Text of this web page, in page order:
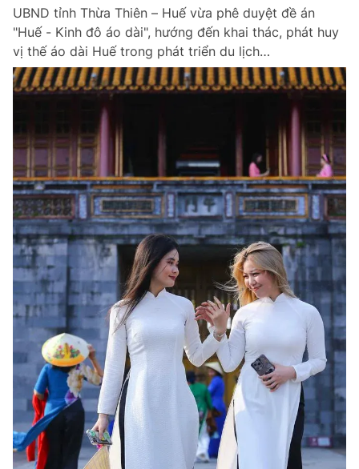
Giấy phép xuất bản số 110/GP - BTTTT cấp ngày 24.3.2020
© 2003-2026 Bản quyền thuộc về Báo Thanh Niên. Cấm sao chép
dưới mọi hình thức nếu không có sự chấp thuận bằng văn bản.
Phát triển bởi ePi Technologies, JSC.
UBND tỉnh Thừa Thiên – Huế vừa phê duyệt đề án
"Huế - Kinh đô áo dài", hướng đến khai thác, phát huy
vị thế áo dài Huế trong phát triển du lịch…